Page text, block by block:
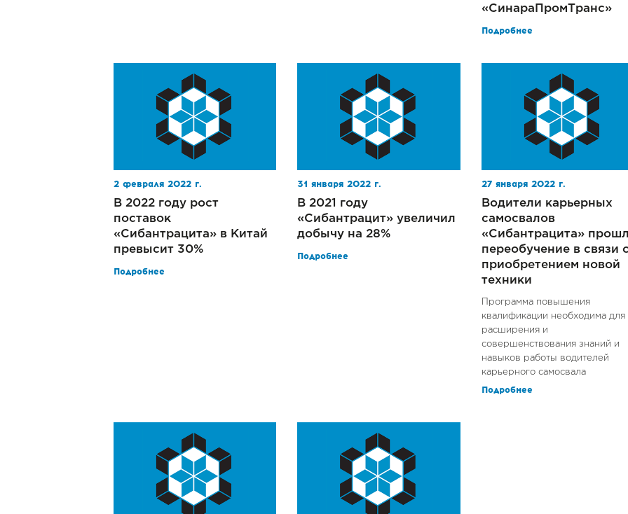
«СинараПромТранс»
Подробнее
2 февраля 2022 г.
В 2022 году рост
поставок
«Сибантрацита» в Китай
превысит 30%
Подробнее
31 января 2022 г.
В 2021 году
«Сибантрацит» увеличил
добычу на 28%
Подробнее
27 января 2022 г.
Водители карьерных
самосвалов
«Сибантрацита»
переобучение в связи
приобретением новой
техники
Программа повышения
квалификации необходима для
расширения и
совершенствования знаний и
навыков работы водителей
карьерного самосвала
Подробнее